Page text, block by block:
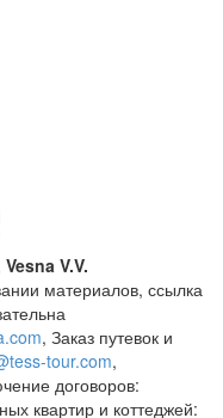
V.V.
материалов, ссылка
, Заказ путевок и
tour.com,
договоров:
квартир и коттеджей: